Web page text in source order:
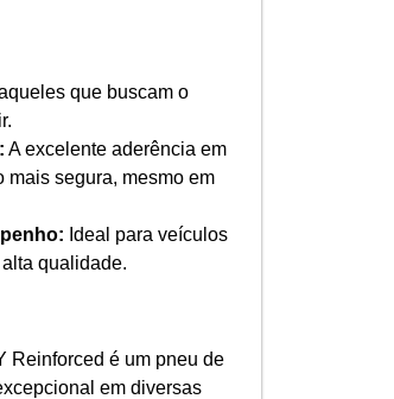
que buscam o
A excelente aderência em
mais segura, mesmo em
Ideal para veículos
qualidade.
Reinforced é um pneu de
em diversas